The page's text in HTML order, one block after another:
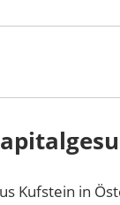
Kufstein in